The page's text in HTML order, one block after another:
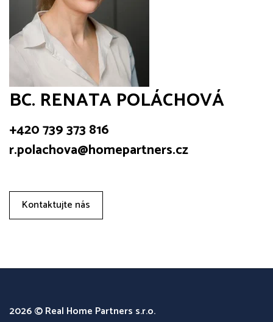
BC. RENATA POLÁCHOVÁ
+420 739 373 816
r.polachova@homepartners.cz
Kontaktujte nás
2026 © Real Home Partners s.r.o.